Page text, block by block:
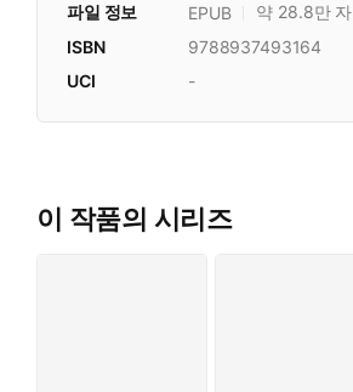
파일 정보
EPUB 약 28.8만 자
ISBN
9788937493164
UCI
-
이 작품의 시리즈